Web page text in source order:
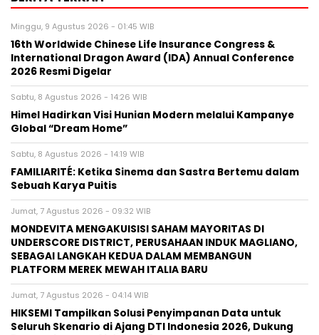
Minggu, 9 Agustus 2026 - 01:45 WIB
16th Worldwide Chinese Life Insurance Congress &
International Dragon Award (IDA) Annual Conference
2026 Resmi Digelar
Sabtu, 8 Agustus 2026 - 14:26 WIB
Himel Hadirkan Visi Hunian Modern melalui Kampanye
Global “Dream Home”
Sabtu, 8 Agustus 2026 - 14:19 WIB
FAMILIARITÉ: Ketika Sinema dan Sastra Bertemu dalam
Sebuah Karya Puitis
Jumat, 7 Agustus 2026 - 09:32 WIB
MONDEVITA MENGAKUISISI SAHAM MAYORITAS DI
UNDERSCORE DISTRICT, PERUSAHAAN INDUK MAGLIANO,
SEBAGAI LANGKAH KEDUA DALAM MEMBANGUN
PLATFORM MEREK MEWAH ITALIA BARU
Jumat, 7 Agustus 2026 - 04:14 WIB
HIKSEMI Tampilkan Solusi Penyimpanan Data untuk
Seluruh Skenario di Ajang DTI Indonesia 2026, Dukung